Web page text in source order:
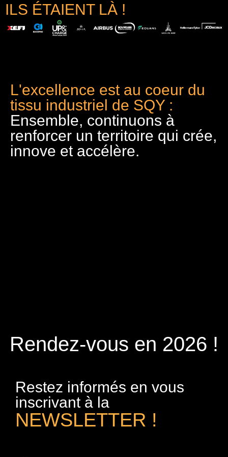
ILS ÉTAIENT LÀ !
L'excellence est au coeur du
tissu industriel de SQY :
Ensemble, continuons à
renforcer un territoire qui crée,
innove et accélère.
Rendez-vous en 2026 !
Restez informés en vous
inscrivant à la
NEWSLETTER !